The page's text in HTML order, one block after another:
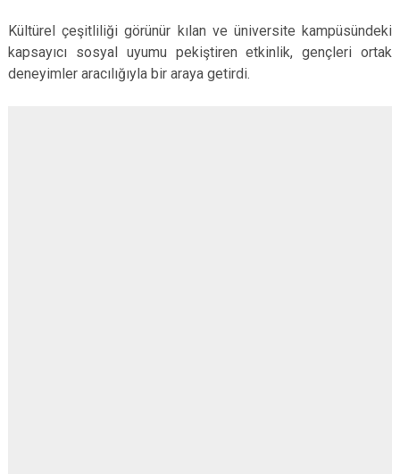
Kültürel çeşitliliği görünür kılan ve üniversite kampüsündeki
kapsayıcı sosyal uyumu pekiştiren etkinlik, gençleri ortak
deneyimler aracılığıyla bir araya getirdi.